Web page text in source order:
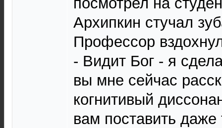
Архипкин стучал
Профессор
- Видит Бог - я
вы мне сейчас
когнитивый
вам поставить